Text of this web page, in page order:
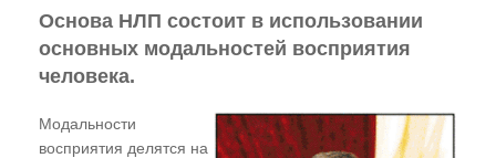
Основа НЛП состоит в использовании
основных модальностей восприятия
человека.
Модальности
восприятия делятся на